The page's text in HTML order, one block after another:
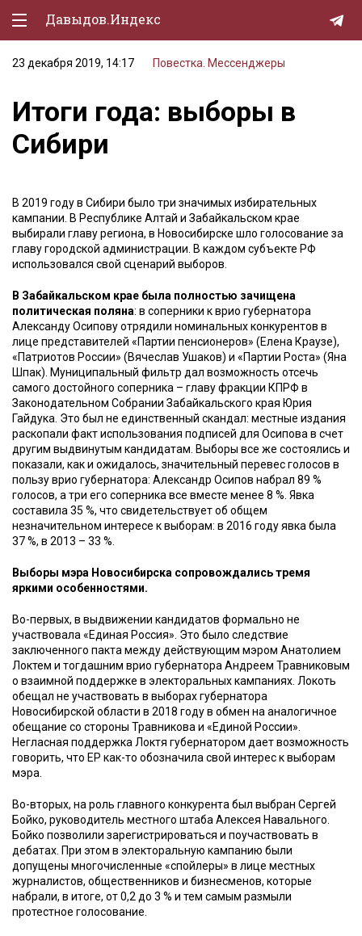
Давыдов.Индекс
Политическая жизнь
Экономика
Природа
Спорт
Культура
Lifestyle
Мурзилка
23 декабря 2019, 14:17 Повестка. Мессенджеры
Итоги года: выборы в
Сибири
В 2019 году в Сибири было три значимых избирательных
кампании. В Республике Алтай и Забайкальском крае
выбирали главу региона, в Новосибирске шло голосование за
главу городской администрации. В каждом субъекте РФ
использовался свой сценарий выборов.
В Забайкальском крае была полностью зачищена
политическая поляна: в соперники к врио губернатора
Александу Осипову отрядили номинальных конкурентов в
лице представителей «Партии пенсионеров» (Елена Краузе),
«Патриотов России» (Вячеслав Ушаков) и «Партии Роста» (Яна
Шпак). Муниципальный фильтр дал возможность отсечь
самого достойного соперника – главу фракции КПРФ в
Законодательном Собрании Забайкальского края Юрия
Гайдука. Это был не единственный скандал: местные издания
раскопали факт использования подписей для Осипова в счет
другим выдвинутым кандидатам. Выборы все же состоялись и
показали, как и ожидалось, значительный перевес голосов в
пользу врио губернатора: Александр Осипов набрал 89 %
голосов, а три его соперника все вместе менее 8 %. Явка
составила 35 %, что свидетельствует об общем
незначительном интересе к выборам: в 2016 году явка была
37 %, в 2013 – 33 %.
Выборы мэра Новосибирска сопровождались тремя
яркими особенностями.
Во-первых, в выдвижении кандидатов формально не
участвовала «Единая Россия». Это было следствие
заключенного пакта между действующим мэром Анатолием
Локтем и тогдашним врио губернатора Андреем Травниковым
о взаимной поддержке в электоральных кампаниях. Локоть
обещал не участвовать в выборах губернатора
Новосибирской области в 2018 году в обмен на аналогичное
обещание со стороны Травникова и «Единой России».
Негласная поддержка Локтя губернатором дает возможность
говорить, что ЕР как-то обозначила свой интерес к выборам
мэра.
Во-вторых, на роль главного конкурента был выбран Сергей
Бойко, руководитель местного штаба Алексея Навального.
Бойко позволили зарегистрироваться и поучаствовать в
дебатах. При этом в электоральную кампанию были
допущены многочисленные «спойлеры» в лице местных
журналистов, общественников и бизнесменов, которые
набрали, в итоге, от 0,2 до 3 % и тем самым размыли
протестное голосование.